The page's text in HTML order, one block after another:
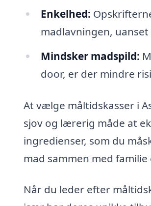
Enkelhed:
madlavningen,
Mindsker madspild:
door, er der mindre
At vælge måltidskasser i
sjov og lærerig måde at
ingredienser, som du
mad sammen med
Når du leder efter